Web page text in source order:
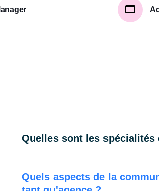
Quelles sont les spécialités
Quels aspects de la